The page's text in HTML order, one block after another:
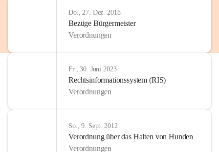
Do., 27. Dez. 2018
Bezüge Bürgermeister
Verordnungen
Fr., 30. Juni 2023
Rechtsinformationssystem (RIS)
Verordnungen
So., 9. Sept. 2012
Verordnung über das Halten von Hunden
Verordnungen